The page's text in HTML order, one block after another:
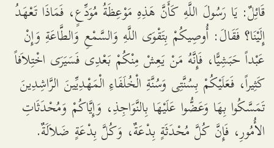
قَائِلٌ: يَا رَسُولَ اللَّهِ كَأَنَّ هَذِهِ مَوْعِظَةُ مُوَدِّعٍ، فَمَاذَا تَعْهَدُ
إِلَيْنَا؟ فَقَالَ: أُوصِيكُمْ بِتَقْوَى اللَّهِ وَالسَّمْعِ وَالطَّاعَةِ وَإِنْ
عَبْداً حَبَشِيًّا، فَإِنَّهُ مَنْ يَعِشْ مِنْكُمْ بَعْدِى فَسَيَرَى اخْتِلاَفاً
كَثِيراً، فَعَلَيْكُمْ بِسُنَّتِى وَسُنَّةِ الْخُلَفَاءِ الْمَهْدِيِّينَ الرَّاشِدِينَ
تَمَسَّكُوا بِهَا وَعَضُّوا عَلَيْهَا بِالنَّوَاجِذِ، وَإِيَّاكُمْ وَمُحْدَثَاتِ
الأُمُورِ، فَإِنَّ كُلَّ مُحْدَثَةٍ بِدْعَةٌ، وَكُلَّ بِدْعَةٍ ضَلاَلَةٌ.